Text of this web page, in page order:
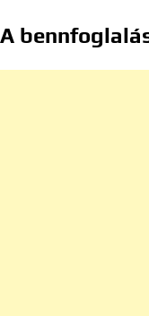
A